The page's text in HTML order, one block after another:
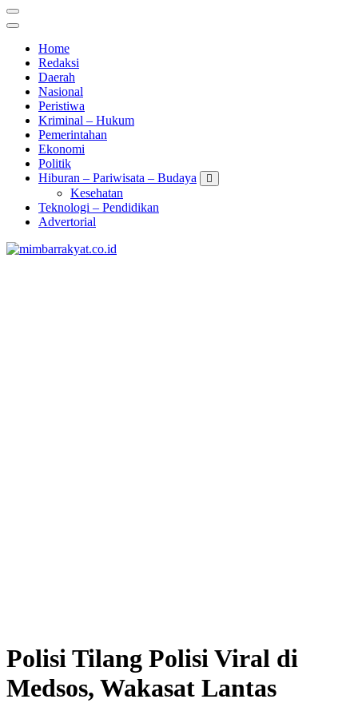
Home
Redaksi
Daerah
Nasional
Peristiwa
Kriminal – Hukum
Pemerintahan
Ekonomi
Politik
Hiburan – Pariwisata – Budaya
Kesehatan
Teknologi – Pendidikan
Advertorial
Polisi Tilang Polisi Viral di
Medsos, Wakasat Lantas